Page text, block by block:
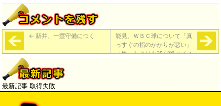
← 新井、一塁守備につく
能見、ＷＢＣ球について「真
っすぐの指のかかりが悪い」
「思ったよりも球が飛ぶイメ
最新記事 取得失敗